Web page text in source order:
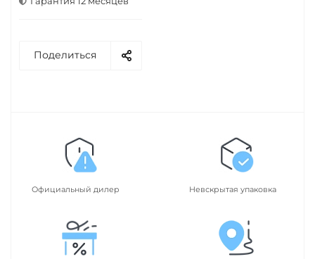
Поделиться
Официальный дилер Невскрытая упаковка